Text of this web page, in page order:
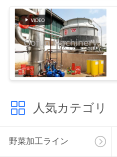
管
達
に
連
絡
人気カテゴリ
野菜加工ライン